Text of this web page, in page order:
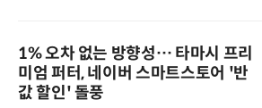
1% 오차 없는 방향성… 타마시 프리
미엄 퍼터, 네이버 스마트스토어 '반
값 할인' 돌풍